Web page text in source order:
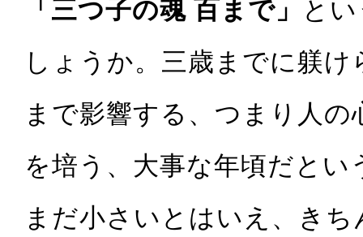
「三つ子の魂 百まで」 と
しょうか。三歳までに躾
まで影響する、つまり人
を培う、大事な年頃だとい
まだ小さいとはいえ、き